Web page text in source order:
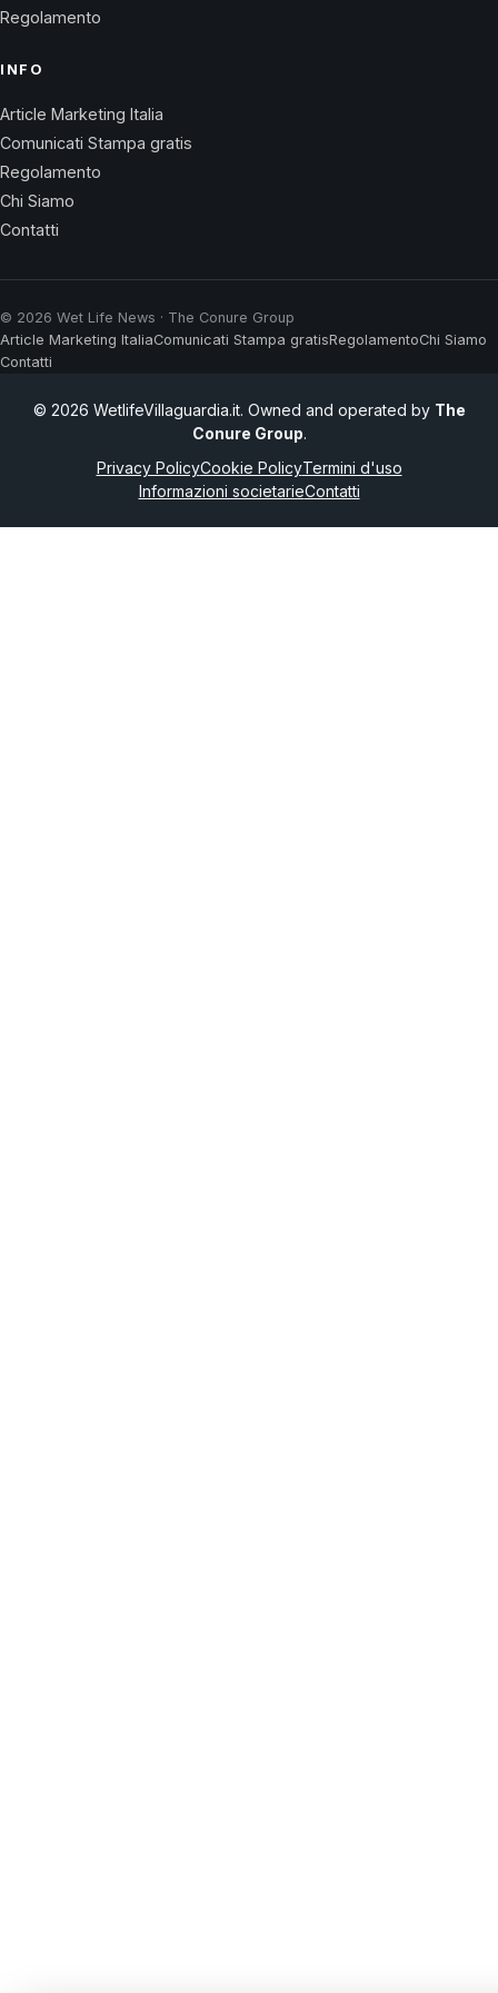
Regolamento
INFO
Article Marketing Italia
Comunicati Stampa gratis
Regolamento
Chi Siamo
Contatti
© 2026 Wet Life News · The Conure Group
Article Marketing ItaliaComunicati Stampa gratisRegolamentoChi Siamo
Contatti
© 2026 WetlifeVillaguardia.it. Owned and operated by The
Conure Group.
Privacy PolicyCookie PolicyTermini d'uso
Informazioni societarieContatti